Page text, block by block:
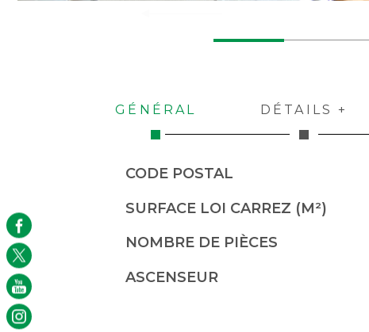
GÉNÉRAL DÉTAILS +
Caractérisque Valeurs
CODE POSTAL
SURFACE LOI CARREZ (M²)
NOMBRE DE PIÈCES
ASCENSEUR